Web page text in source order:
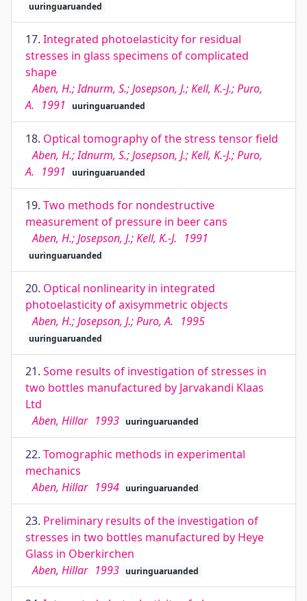
uuringuaruanded
17. Integrated photoelasticity for residual
stresses in glass specimens of complicated
shape
Aben, H.; Idnurm, S.; Josepson, J.; Kell, K.-J.; Puro,
A. 1991 uuringuaruanded
18. Optical tomography of the stress tensor field
Aben, H.; Idnurm, S.; Josepson, J.; Kell, K.-J.; Puro,
A. 1991 uuringuaruanded
19. Two methods for nondestructive
measurement of pressure in beer cans
Aben, H.; Josepson, J.; Kell, K.-J. 1991
uuringuaruanded
20. Optical nonlinearity in integrated
photoelasticity of axisymmetric objects
Aben, H.; Josepson, J.; Puro, A. 1995
uuringuaruanded
21. Some results of investigation of stresses in
two bottles manufactured by Jarvakandi Klaas
Ltd
Aben, Hillar 1993 uuringuaruanded
22. Tomographic methods in experimental
mechanics
Aben, Hillar 1994 uuringuaruanded
23. Preliminary results of the investigation of
stresses in two bottles manufactured by Heye
Glass in Oberkirchen
Aben, Hillar 1993 uuringuaruanded